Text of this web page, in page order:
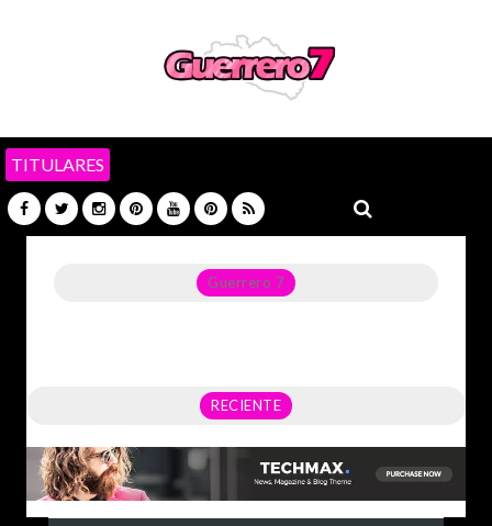
TITULARES
Guerrero 7
RECIENTE